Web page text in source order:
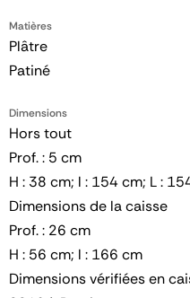
Matières
Plâtre
Patiné
Dimensions
Hors tout
Prof. : 5 cm
H : 38 cm; l : 154 cm; L :
Dimensions de la caisse
Prof. : 26 cm
H : 56 cm; l : 166 cm
Dimensions vérifiées en